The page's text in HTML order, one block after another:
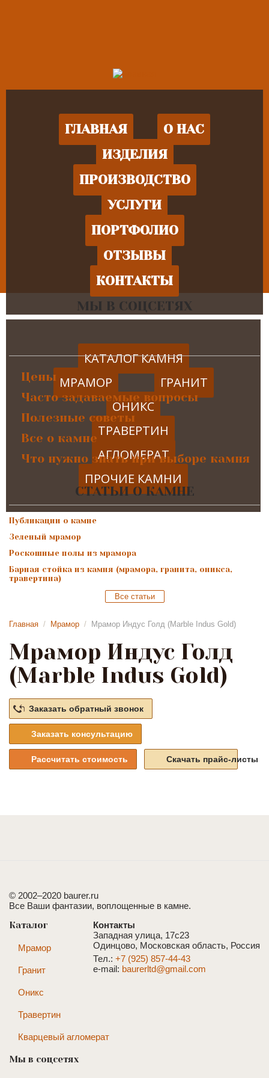
ГЛАВНАЯ
О НАС
ИЗДЕЛИЯ
ПРОИЗВОДСТВО
УСЛУГИ
ПОРТФОЛИО
ОТЗЫВЫ
КОНТАКТЫ
КАТАЛОГ КАМНЯ
МРАМОР
ГРАНИТ
ОНИКС
ТРАВЕРТИН
АГЛОМЕРАТ
ПРОЧИЕ КАМНИ
МЫ В СОЦСЕТЯХ
Цены
Часто задаваемые вопросы
Полезные советы
Все о камне
Что нужно знать при выборе камня
СТАТЬИ О КАМНЕ
Публикации о камне
Зеленый мрамор
Роскошные полы из мрамора
Барная стойка из камня (мрамора, гранита, оникса,
травертина)
Все статьи
Главная / Мрамор / Мрамор Индус Голд (Marble Indus Gold)
Мрамор Индус Голд
(Marble Indus Gold)
Заказать обратный звонок
Заказать консультацию
Рассчитать стоимость Скачать прайс-листы
© 2002–2020 baurer.ru
Все Ваши фантазии, воплощенные в камне.
Контакты
Западная улица, 17с23
Одинцово, Московская область, Россия
Тел.: +7 (925) 857-44-43
e-mail: baurerltd@gmail.com
Каталог
Мрамор
Гранит
Оникс
Травертин
Кварцевый агломерат
Мы в соцсетях